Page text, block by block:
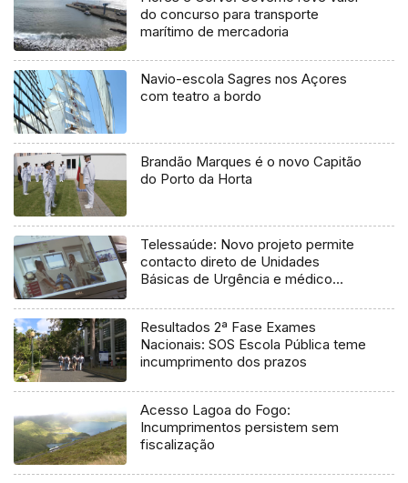
do concurso para transporte
marítimo de mercadoria
Navio-escola Sagres nos Açores
com teatro a bordo
Brandão Marques é o novo Capitão
do Porto da Horta
Telessaúde: Novo projeto permite
contacto direto de Unidades
Básicas de Urgência e médico
Resultados 2ª Fase Exames
Nacionais: SOS Escola Pública teme
incumprimento dos prazos
Acesso Lagoa do Fogo:
Incumprimentos persistem sem
fiscalização